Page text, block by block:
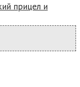
прицел и